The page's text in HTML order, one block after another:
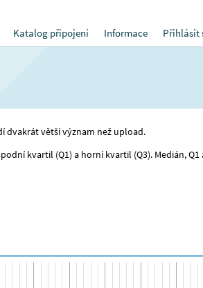
Katalog připojení Informace Přihlásit
dvakrát větší význam než upload.
kvartil (Q1) a horní kvartil (Q3). Medián, Q1